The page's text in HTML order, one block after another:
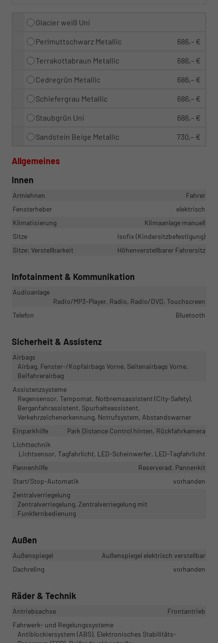
Glacier weiß Uni
Perlmuttschwarz Metallic 686,– €
Terrakottabraun Metallic 686,– €
Cedregrün Metallic 686,– €
Schiefergrau Metallic 686,– €
Staubgrün Uni 686,– €
Sandstein Beige Metallic 730,– €
Allgemeines
Innen
Armlehnen
Fahrer
Fensterheber
elektrisch
Klimatisierung
Klimaanlage manuell
Sitze
Isofix (Kindersitzbefestigung)
Sitze: Verstellbarkeit
Höhenverstellbarer Fahrersitz
Infotainment & Kommunikation
Audioanlage
Radio/MP3-Player, Radio, Radio/DVD, Touchscreen
Telefon
Bluetooth
Sicherheit & Assistenz
Airbags
Airbag, Fenster-/Kopfairbags Vorne, Seitenairbags Vorne,
Beifahrerairbag
Assistenzsysteme
Regensensor, Tempomat, Notbremsassistent (City-Safety),
Berganfahrassistent, Spurhalteassistent,
Verkehrzeichenerkennung, Notrufsystem, Abstandswarner
Einparkhilfe
Park Distance Control hinten, Rückfahrkamera
Lichttechnik
Lichtsensor, Tagfahrlicht, LED-Scheinwerfer, LED-Tagfahrlicht
Pannenhilfe
Reserverad, Pannenkit
Start/Stop-Automatik
vorhanden
Zentralverriegelung
Zentralverriegelung, Zentralverriegelung mit
Funkfernbedienung
Außen
Außenspiegel
Außenspiegel elektrisch verstellbar
Dachreling
vorhanden
Räder & Technik
Antriebsachse
Frontantrieb
Fahrwerk- und Regelungssysteme
Antiblockiersystem (ABS), Elektronisches Stabilitäts-